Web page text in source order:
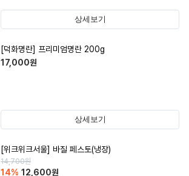
상세보기
[덕화명란] 프리미엄명란 200g
17,000원
상세보기
[위크위크서울] 바질 페스토(냉장)
14,700원
14% 12,600원